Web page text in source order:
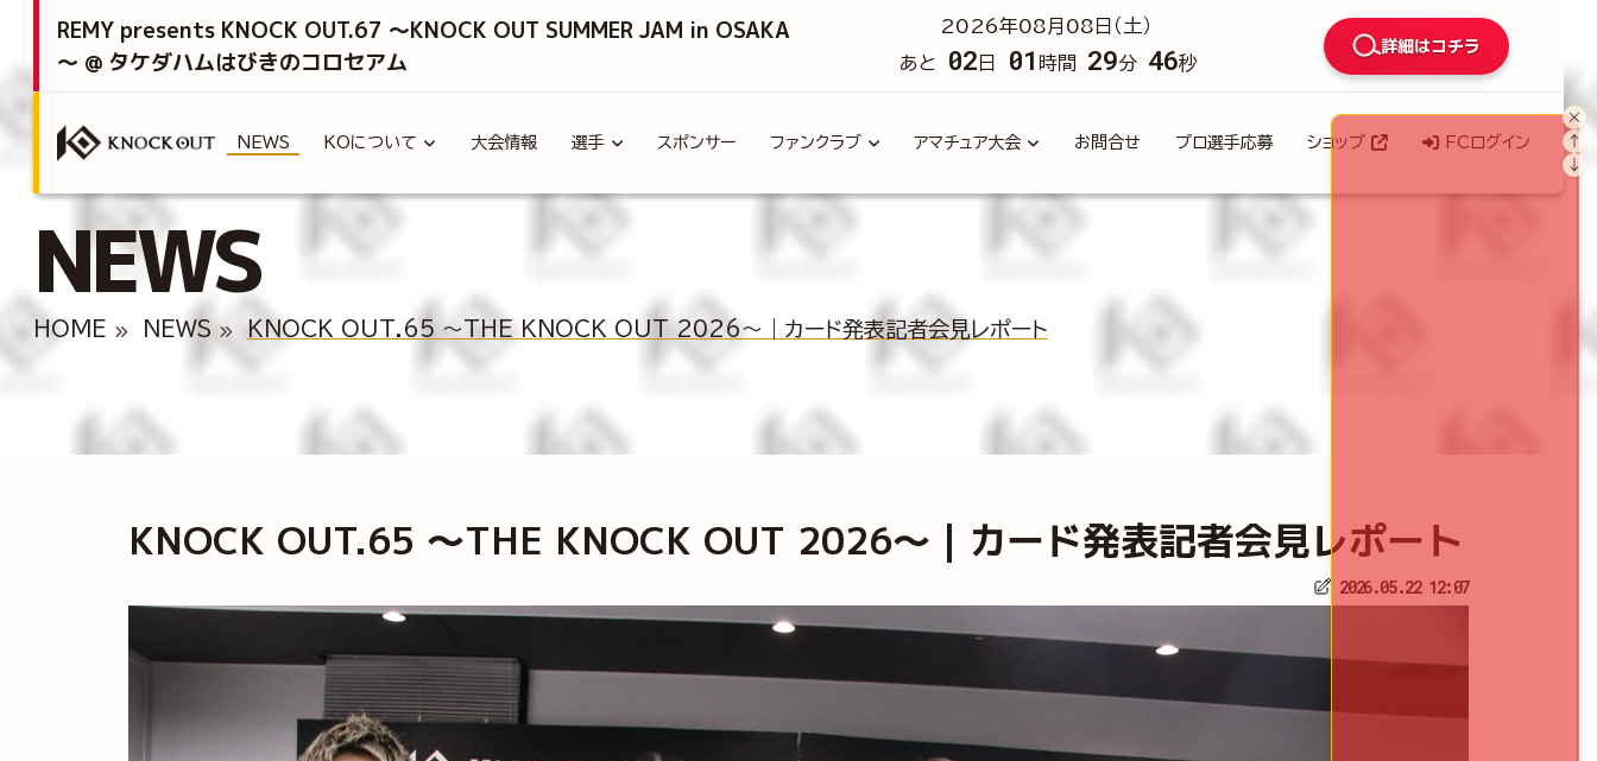
REMY presents KNOCK OUT.67 ～KNOCK OUT SUMMER JAM in OSAKA
～ @ タケダハムはびきのコロセアム
2026年08月08日（土）
あと
02 日 01 時間 29分 43秒
詳細はコチラ
NEWS KOについて 大会情報 選手 スポンサー ファンクラブ アマチュア大会 お問合せ プロ選手応募 ショップ FCログイン
NEWS
HOME NEWS KNOCK OUT.65 ～THE KNOCK OUT 2026～｜カード発表記者会見レポート
KNOCK OUT.65 ～THE KNOCK OUT 2026～｜カード発表記者会見レポート
2026.05.22 12:07
×
↑
↓